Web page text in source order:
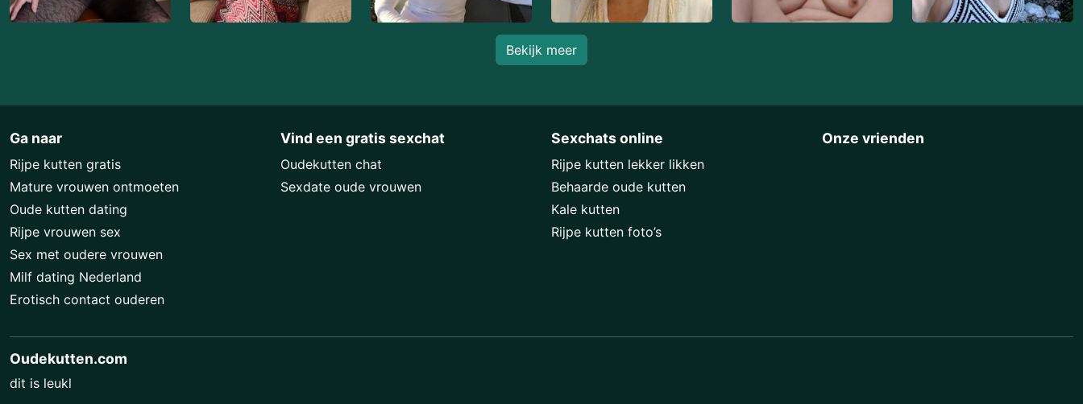
Bekijk meer
Ga naar
Rijpe kutten gratis
Mature vrouwen ontmoeten
Oude kutten dating
Rijpe vrouwen sex
Sex met oudere vrouwen
Milf dating Nederland
Erotisch contact ouderen
Vind een gratis sexchat
Oudekutten chat
Sexdate oude vrouwen
Sexchats online
Rijpe kutten lekker likken
Behaarde oude kutten
Kale kutten
Rijpe kutten foto’s
Onze vrienden
Oudekutten.com
dit is leukl